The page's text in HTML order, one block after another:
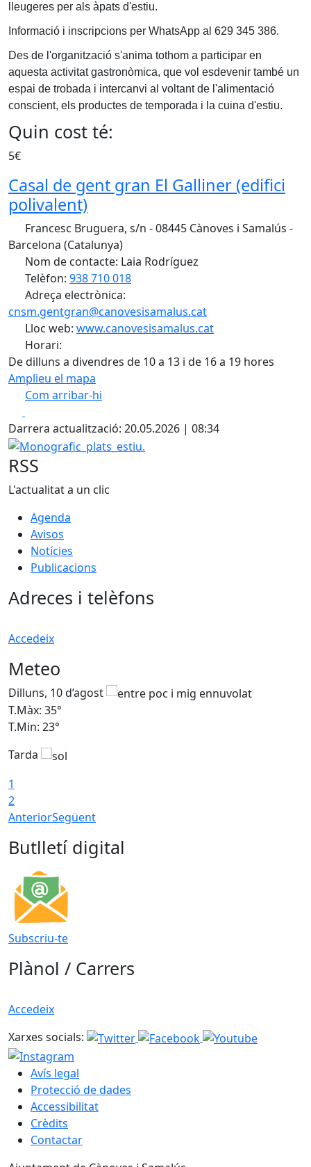
lleugeres per als àpats d'estiu.
Informació i inscripcions per WhatsApp al 629 345 386.
Des de l'organització s'anima tothom a participar en
aquesta activitat gastronòmica, que vol esdevenir també un
espai de trobada i intercanvi al voltant de l'alimentació
conscient, els productes de temporada i la cuina d'estiu.
Quin cost té:
5€
Casal de gent gran El Galliner (edifici
polivalent)
Francesc Bruguera, s/n - 08445 Cànoves i Samalús -
Barcelona (Catalunya)
Nom de contacte: Laia Rodríguez
Telèfon: 938 710 018
Adreça electrònica:
cnsm.gentgran@canovesisamalus.cat
Lloc web: www.canovesisamalus.cat
Horari:
De dilluns a divendres de 10 a 13 i de 16 a 19 hores
Amplieu el mapa
Com arribar-hi
+
−
Darrera actualització: 20.05.2026 | 08:34
Monografic_plats_estiu.
RSS
L'actualitat a un clic
Agenda
Avisos
Notícies
Publicacions
Adreces i telèfons
Accedeix
Meteo
Dilluns, 10 d’agost
T.Màx: 35°
T.Min: 23°
Tarda
1
2
AnteriorSegüent
Butlletí digital
Subscriu-te
Plànol / Carrers
Accedeix
Xarxes socials:
Avís legal
Protecció de dades
Accessibilitat
Crèdits
Contactar